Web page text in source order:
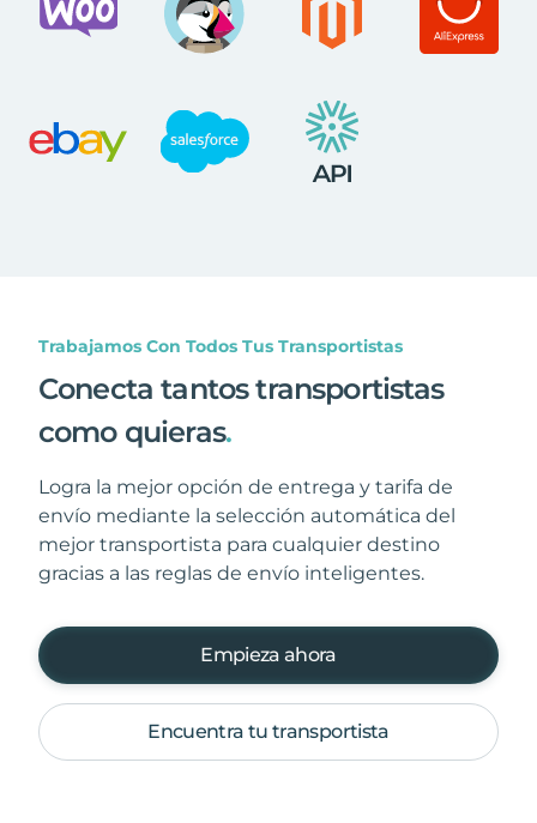
Trabajamos Con Todos Tus Transportistas
Conecta tantos transportistas
como quieras.
Logra la mejor opción de entrega y tarifa de
envío mediante la selección automática del
mejor transportista para cualquier destino
gracias a las reglas de envío inteligentes.
Empieza ahora
Encuentra tu transportista